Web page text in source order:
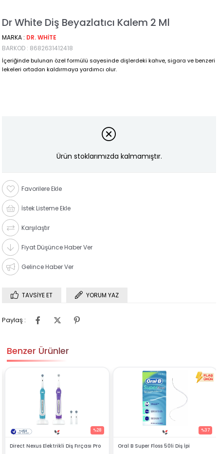
Dr White Diş Beyazlatıcı Kalem 2 Ml
MARKA : DR. WHITE
BARKOD : 8682631412418
İçeriğinde bulunan özel formülü sayesinde dişlerdeki kahve, sigara ve benzeri
lekeleri ortadan kaldırmaya yardımcı olur.
Ürün stoklarımızda kalmamıştır.
Favorilere Ekle
İstek Listeme Ekle
Karşılaştır
Fiyat Düşünce Haber Ver
Gelince Haber Ver
TAVSIYE ET YORUM YAZ
Paylaş :
Benzer Ürünler
%28
Pro Oral B Super Floss 50li Diş İpi Direct Nexus Elektrikli Diş